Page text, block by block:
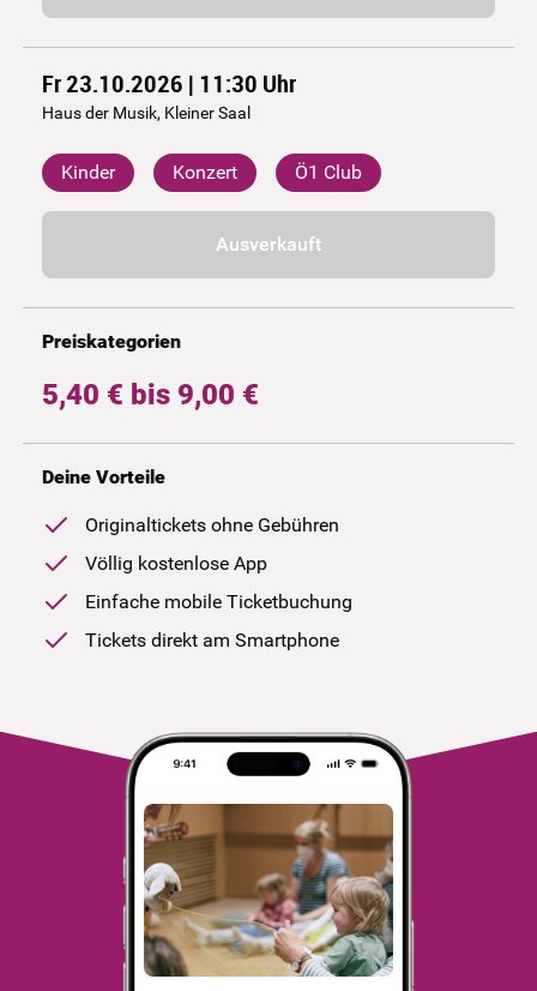
Fr 23.10.2026 | 11:30 Uhr
Haus der Musik, Kleiner Saal
Kinder Konzert Ö1 Club
Ausverkauft
Preiskategorien
5,40 € bis 9,00 €
Deine Vorteile
Originaltickets ohne Gebühren
Völlig kostenlose App
Einfache mobile Ticketbuchung
Tickets direkt am Smartphone